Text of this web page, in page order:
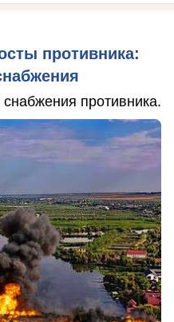
противника:
противника.